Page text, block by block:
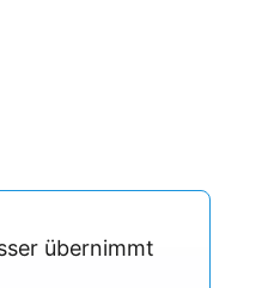
übernimmt